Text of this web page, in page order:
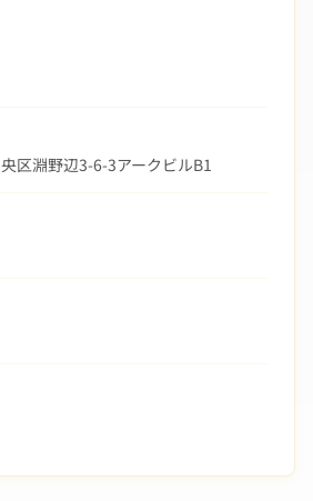
区淵野辺3-6-3アークビルB1